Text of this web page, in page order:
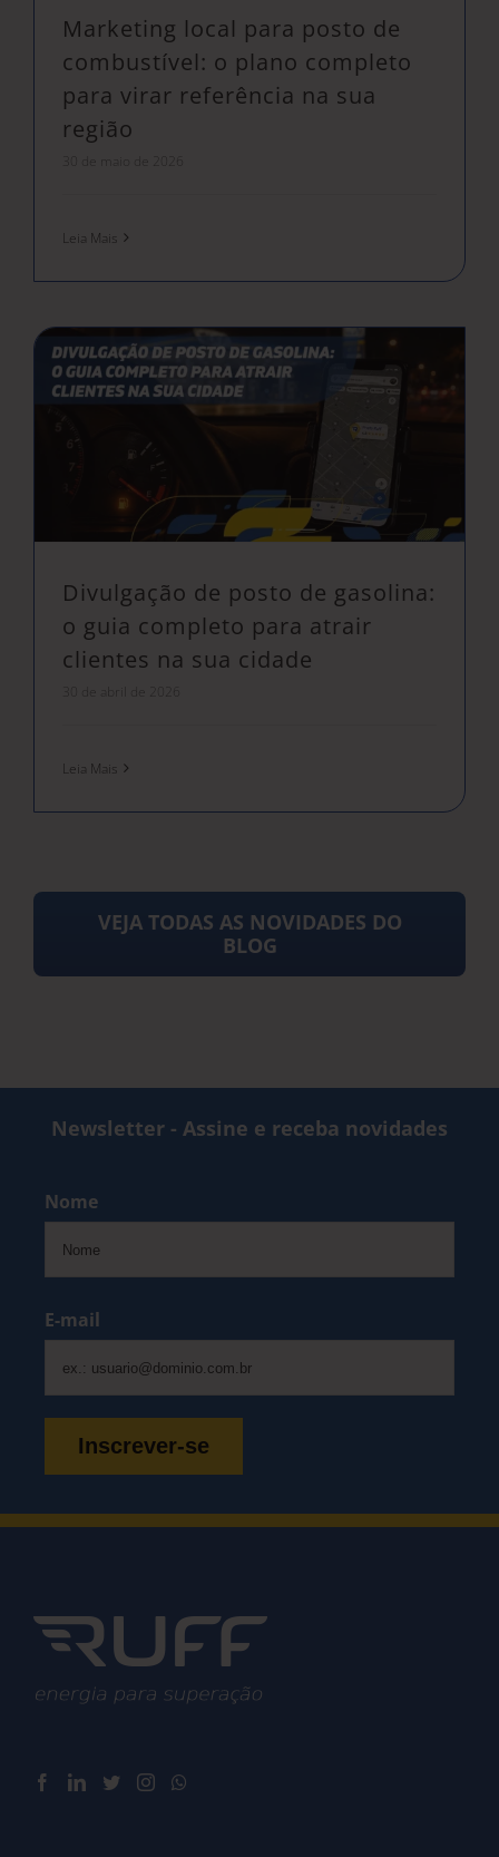
Marketing local para posto de
combustível: o plano completo
para virar referência na sua
região
Leia Mais
Divulgação de posto de gasolina:
o guia completo para atrair
clientes na sua cidade
30 de abril de 2026
Leia Mais
VEJA TODAS AS NOVIDADES DO
BLOG
Newsletter - Assine e receba novidades
Nome
E-mail